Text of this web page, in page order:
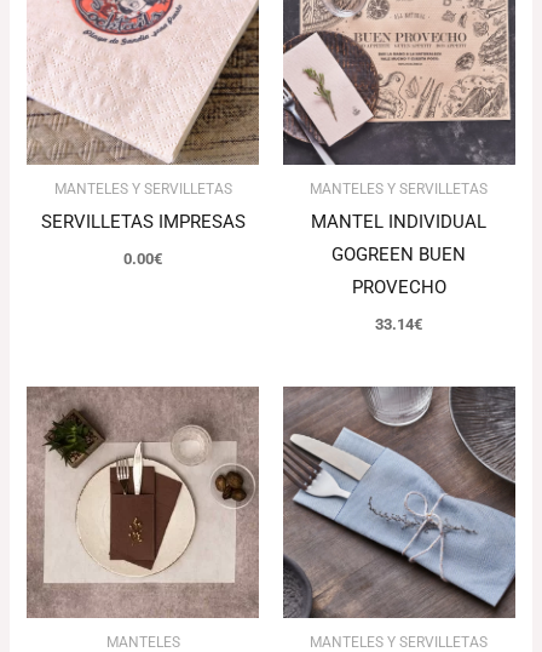
MANTELES Y SERVILLETAS
SERVILLETAS IMPRESAS
0.00€
MANTELES Y SERVILLETAS
MANTEL INDIVIDUAL
GOGREEN BUEN
PROVECHO
33.14€
MANTELES MANTELES Y SERVILLETAS
El
precio
original
era:
101.92€.
El
precio
actual
es:
98.86€.